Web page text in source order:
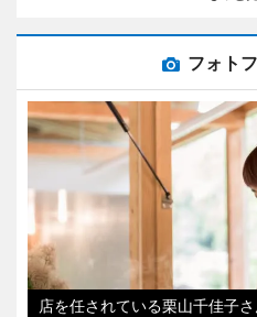
フォト
店を任されている栗山千佳子さ